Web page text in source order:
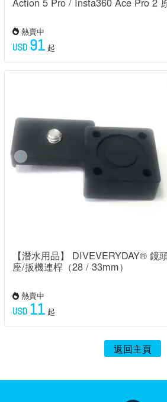
熱賣中
USD 91 起
【潛水用品】 DIVEVERYDAY® 鏡
座/扳機連桿（28 / 33mm）
熱賣中
USD 11 起
返回主頁